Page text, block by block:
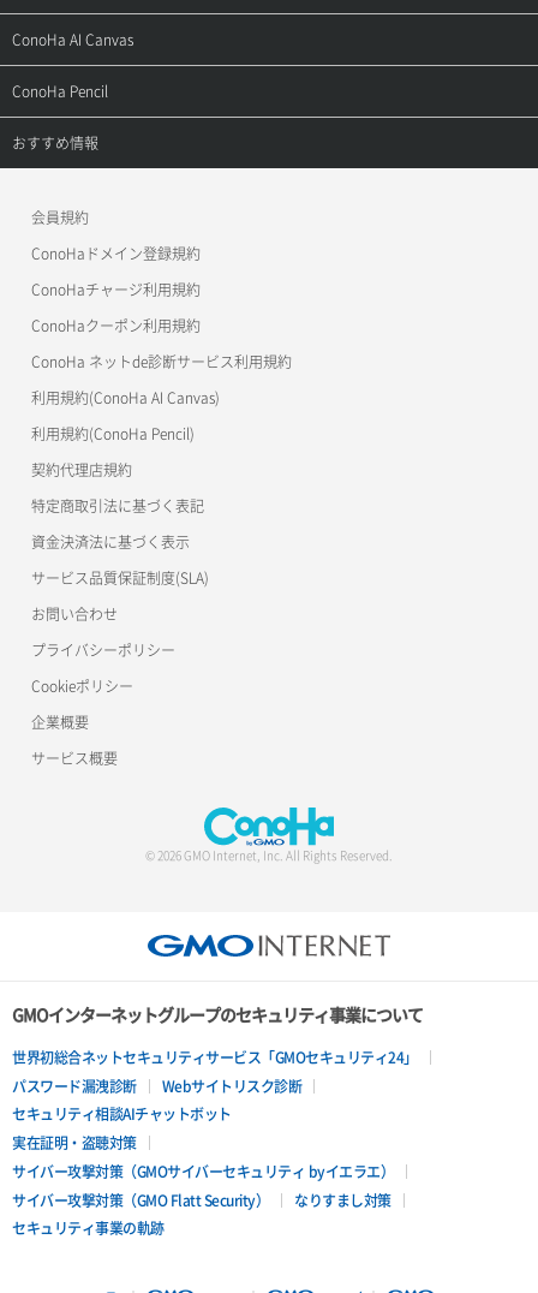
お問い合わせ
お乗り換えガイド
よくある質問
APIドキュメントVPS2.0
APIドキュメントVPS3.0
ご利用ガイド
APIドキュメントVPS2.0
APIドキュメントVPS3.0
サポートトップ
ご利用ガイド
ConoHa AI Canvas
サポートトップ
ご利用ガイド
ConoHa Pencil
サポートトップ
おすすめ情報
美雲このは徹底ガイド
会員規約
ConoHaドメイン登録規約
ConoHaチャージ利用規約
ConoHaクーポン利用規約
ConoHa ネットde診断サービス利用規約
利用規約(ConoHa AI Canvas)
利用規約(ConoHa Pencil)
契約代理店規約
特定商取引法に基づく表記
資金決済法に基づく表示
サービス品質保証制度(SLA)
お問い合わせ
プライバシーポリシー
Cookieポリシー
企業概要
サービス概要
© 2026 GMO Internet, Inc. All Rights Reserved.
GMOインターネットグループのセキュリティ事業について
世界初総合ネットセキュリティサービス「GMOセキュリティ24」
パスワード漏洩診断
Webサイトリスク診断
セキュリティ相談AIチャットボット
実在証明・盗聴対策
サイバー攻撃対策（GMOサイバーセキュリティ byイエラエ）
サイバー攻撃対策（GMO Flatt Security）
なりすまし対策
セキュリティ事業の軌跡